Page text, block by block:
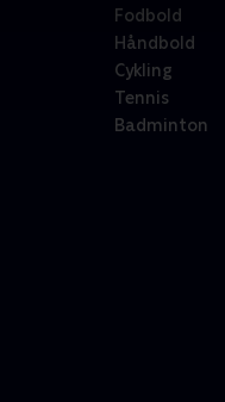
Fodbold
Håndbold
Cykling
Tennis
Badminton